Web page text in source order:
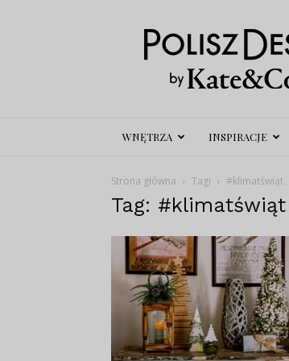
Polisz
Design
WNĘTRZA INSPIRACJE
Strona główna Tagi #klimatświąt
Tag: #klimatświąt